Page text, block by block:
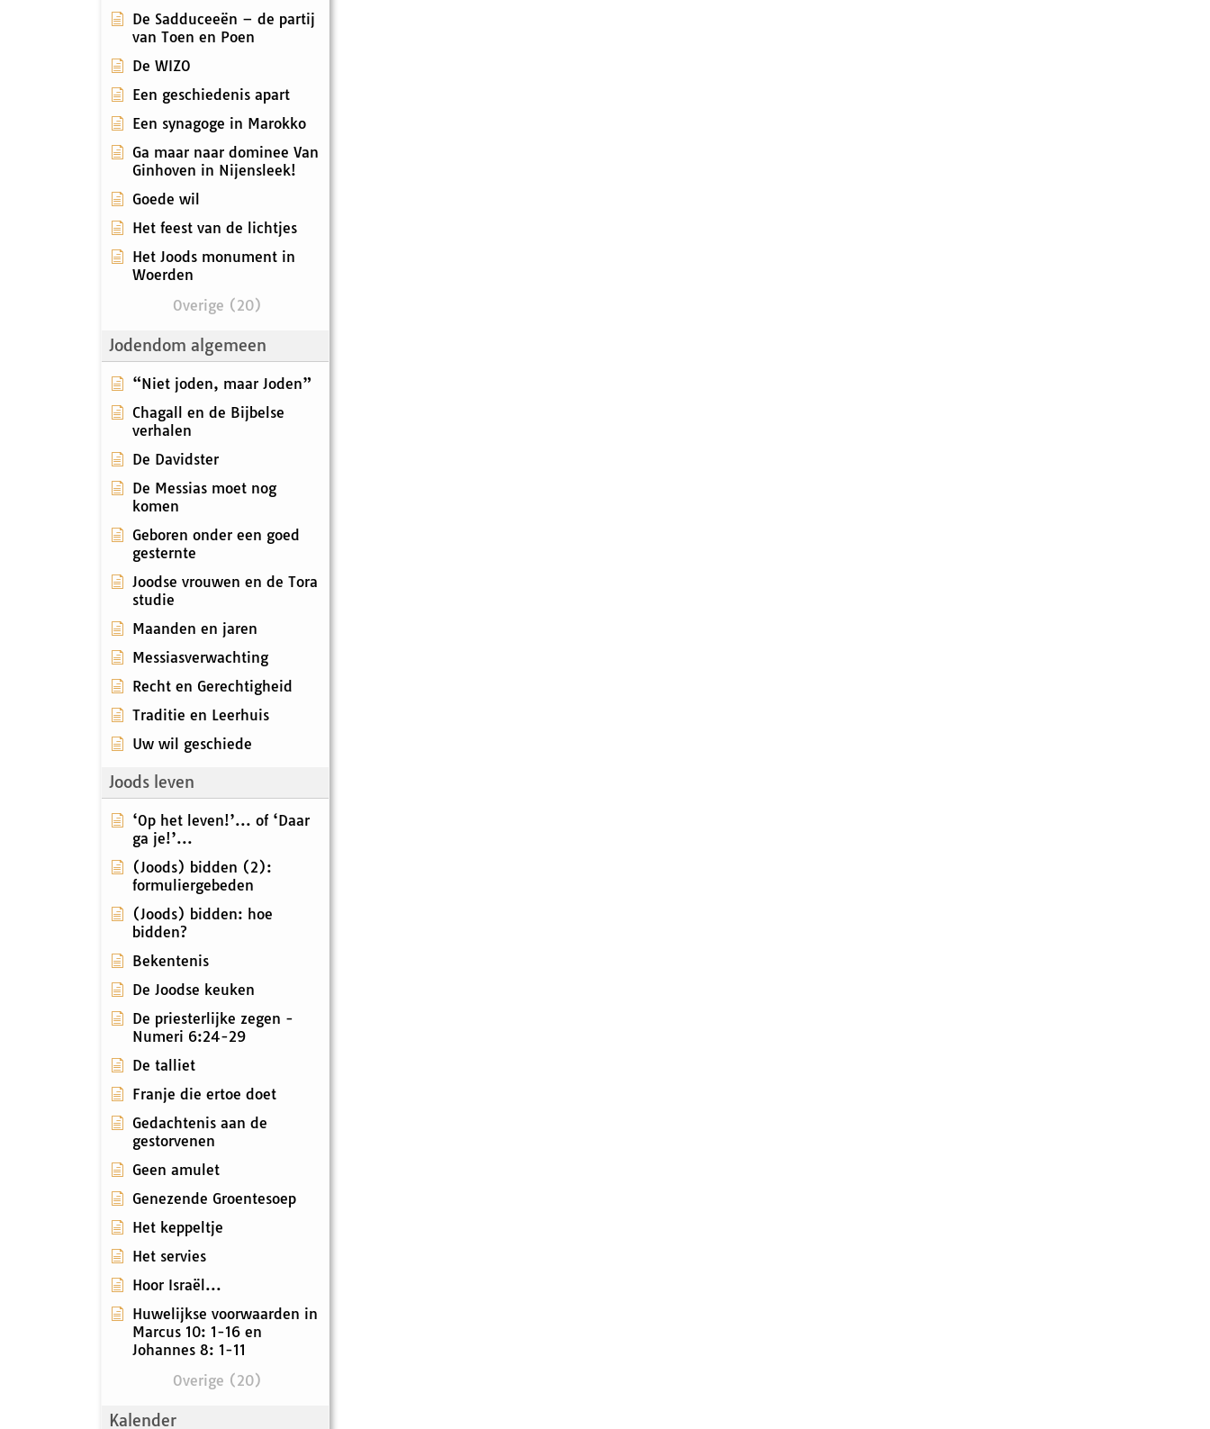
De Sadduceeën – de partij
van Toen en Poen
De WIZO
Een geschiedenis apart
Een synagoge in Marokko
Ga maar naar dominee Van
Ginhoven in Nijensleek!
Goede wil
Het feest van de lichtjes
Het Joods monument in
Woerden
Overige (20)
Jodendom algemeen
“Niet joden, maar Joden”
Chagall en de Bijbelse
verhalen
De Davidster
De Messias moet nog
komen
Geboren onder een goed
gesternte
Joodse vrouwen en de Tora
studie
Maanden en jaren
Messiasverwachting
Recht en Gerechtigheid
Traditie en Leerhuis
Uw wil geschiede
Joods leven
‘Op het leven!’... of ‘Daar
ga je!’...
(Joods) bidden (2):
formuliergebeden
(Joods) bidden: hoe
bidden?
Bekentenis
De Joodse keuken
De priesterlijke zegen -
Numeri 6:24-29
De talliet
Franje die ertoe doet
Gedachtenis aan de
gestorvenen
Geen amulet
Genezende Groentesoep
Het keppeltje
Het servies
Hoor Israël...
Huwelijkse voorwaarden in
Marcus 10: 1-16 en
Johannes 8: 1-11
Overige (20)
Kalender